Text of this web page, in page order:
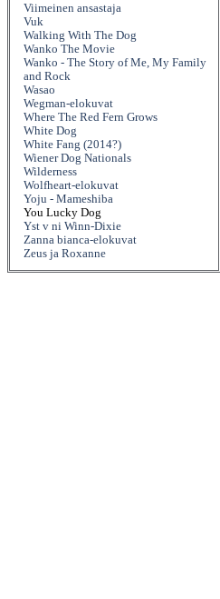
Viimeinen ansastaja
Vuk
Walking With The Dog
Wanko The Movie
Wanko - The Story of Me, My Family
and Rock
Wasao
Wegman-elokuvat
Where The Red Fern Grows
White Dog
White Fang (2014?)
Wiener Dog Nationals
Wilderness
Wolfheart-elokuvat
Yoju - Mameshiba
You Lucky Dog
Yst v ni Winn-Dixie
Zanna bianca-elokuvat
Zeus ja Roxanne